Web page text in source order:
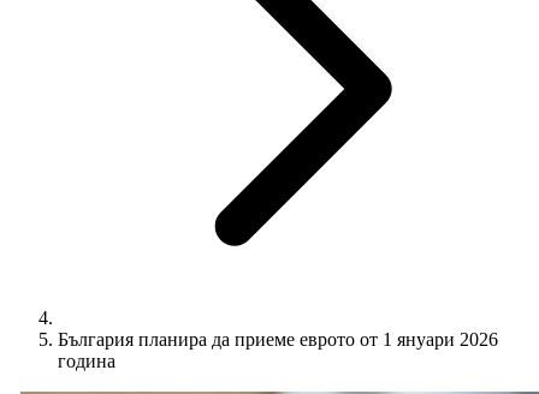
България планира да приеме еврото от 1 януари 2026
година